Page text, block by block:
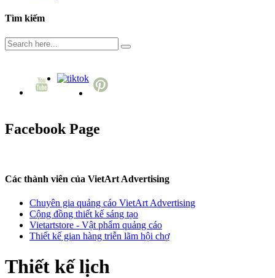
Tìm kiếm
Facebook Page
Các thành viên của VietArt Advertising
Chuyên gia quảng cáo VietArt Advertising
Cộng đồng thiết kế sáng tạo
Vietartstore - Vật phẩm quảng cáo
Thiết kế gian hàng triễn lãm hội chợ
Thiết kế lịch